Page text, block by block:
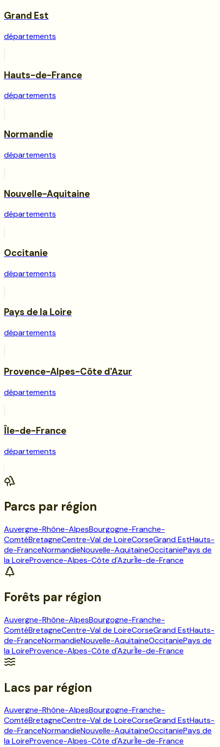
Grand Est
départements
Hauts-de-France
départements
Normandie
départements
Nouvelle-Aquitaine
départements
Occitanie
départements
Pays de la Loire
départements
Provence-Alpes-Côte d'Azur
départements
Île-de-France
départements
Parcs par région
Auvergne-Rhône-AlpesBourgogne-Franche-
ComtéBretagneCentre-Val de LoireCorseGrand EstHauts-
de-FranceNormandieNouvelle-AquitaineOccitaniePays de
la LoireProvence-Alpes-Côte d'AzurÎle-de-France
Forêts par région
Auvergne-Rhône-AlpesBourgogne-Franche-
ComtéBretagneCentre-Val de LoireCorseGrand EstHauts-
de-FranceNormandieNouvelle-AquitaineOccitaniePays de
la LoireProvence-Alpes-Côte d'AzurÎle-de-France
Lacs par région
Auvergne-Rhône-AlpesBourgogne-Franche-
ComtéBretagneCentre-Val de LoireCorseGrand EstHauts-
de-FranceNormandieNouvelle-AquitaineOccitaniePays de
la LoireProvence-Alpes-Côte d'AzurÎle-de-France